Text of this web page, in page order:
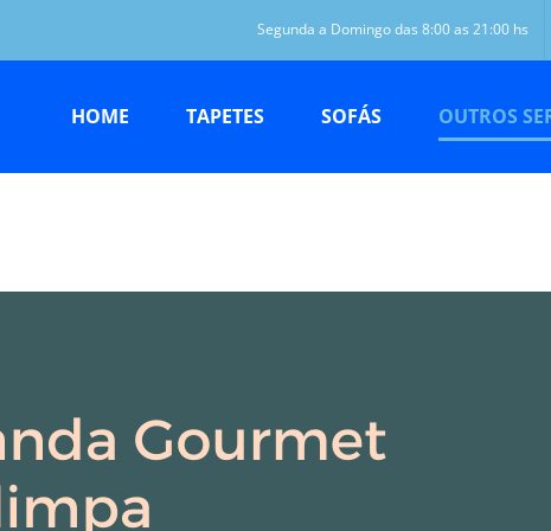
Segunda a Domingo das 8:00 as 21:00 hs
HOME TAPETES SOFÁS OUTROS